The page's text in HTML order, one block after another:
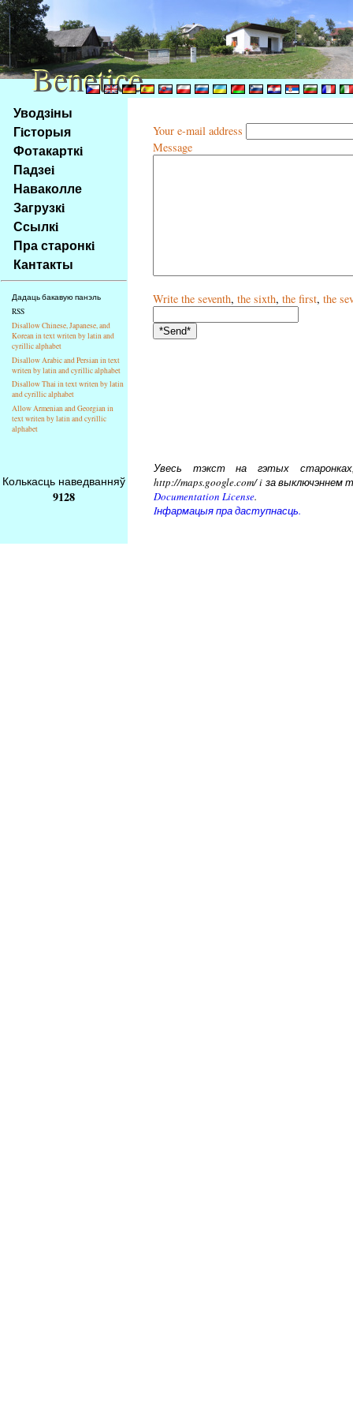
Na
obsah
stránky
Klávesové
zkratky
tomto
webu
základní
Hlavní
strana
Уводзiны
Гiсторыя
Фотакарткi
Падзеi
Наваколле
Загрузкi
Ссылкi
Пра старонкi
Кантакты
Дадаць бакавую панэль
RSS
Disallow Chinese, Japanese, and
Korean in text writen by latin and
cyrillic alphabet
Disallow Arabic and Persian in text
writen by latin and cyrillic alphabet
Disallow Thai in text writen by latin
and cyrillic alphabet
Allow Armenian and Georgian in
text writen by latin and cyrillic
alphabet
Your e-mail address
Message
Write the seventh, the sixth, the first, the
Колькасць наведванняў
9128
Увесь тэкст на гэтых
http://maps.google.com/ i за
Documentation License.
Iнфармацыя пра даступнасць.
Benetice
Benetice